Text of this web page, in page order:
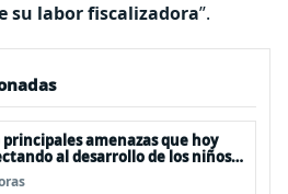
su labor fiscalizadora”.
principales amenazas que hoy
al desarrollo de los niños